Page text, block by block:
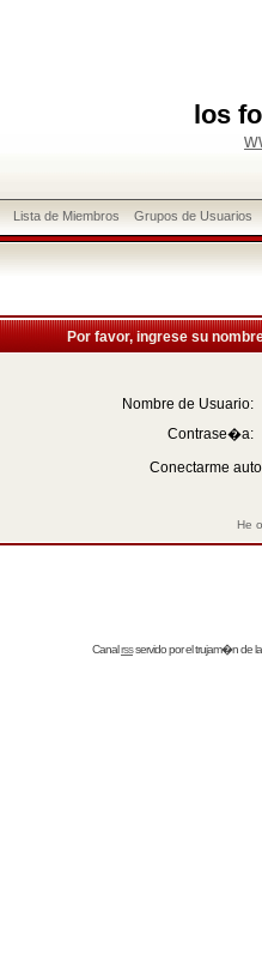
los
Lista de Miembros Grupos de Usuarios
Por favor, ingrese su
Nombre de Usuario:
Contrase�a:
Conectarme
He
Canalrssservido por eltrujam�nde